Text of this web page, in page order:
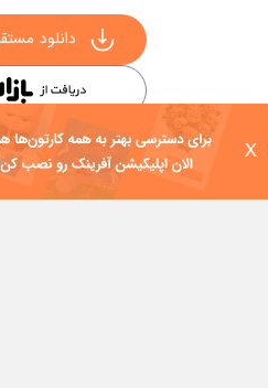
X
دانلود
سایر راه‌های